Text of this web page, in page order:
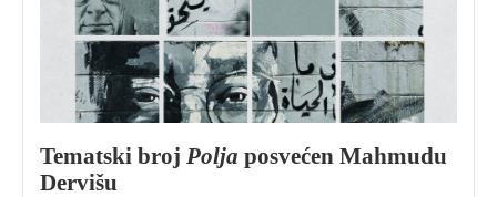
Tematski broj Polja posvećen Mahmudu
Dervišu